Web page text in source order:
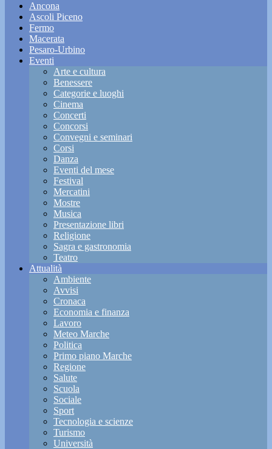
Ancona
Ascoli Piceno
Fermo
Macerata
Pesaro-Urbino
Eventi
Arte e cultura
Benessere
Categorie e luoghi
Cinema
Concerti
Concorsi
Convegni e seminari
Corsi
Danza
Eventi del mese
Festival
Mercatini
Mostre
Musica
Presentazione libri
Religione
Sagra e gastronomia
Teatro
Attualità
Ambiente
Avvisi
Cronaca
Economia e finanza
Lavoro
Meteo Marche
Politica
Primo piano Marche
Regione
Salute
Scuola
Sociale
Sport
Tecnologia e scienze
Turismo
Università